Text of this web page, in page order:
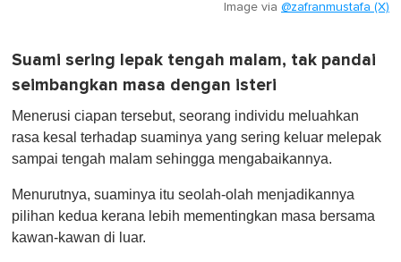
Image via @zafranmustafa (X)
Suami sering lepak tengah malam, tak pandai
seimbangkan masa dengan isteri
Menerusi ciapan tersebut, seorang individu meluahkan
rasa kesal terhadap suaminya yang sering keluar melepak
sampai tengah malam sehingga mengabaikannya.
Menurutnya, suaminya itu seolah-olah menjadikannya
pilihan kedua kerana lebih mementingkan masa bersama
kawan-kawan di luar.